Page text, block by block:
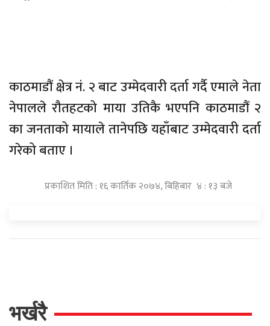
काठमाडौं क्षेत्र नं. २ बाट उम्मेदवारी दर्ता गर्दै एमाले नेता
नेपालले रौतहटको माया उतिकै भएपनि काठमाडौं २
का जनताको मायाले तानेपछि यहाँबाट उम्मेदवारी दर्ता
गरेको बताए ।
प्रकाशित मिति : १६ कार्तिक २०७४, बिहिबार ४ : १३ बजे
भर्खरै